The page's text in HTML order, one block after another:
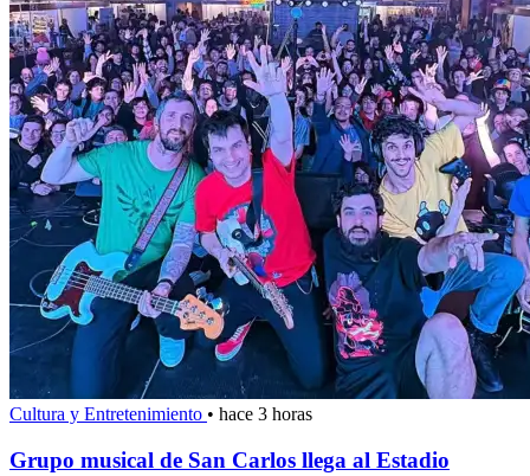
Cultura y Entretenimiento • hace 3 horas
Grupo musical de San Carlos llega al Estadio